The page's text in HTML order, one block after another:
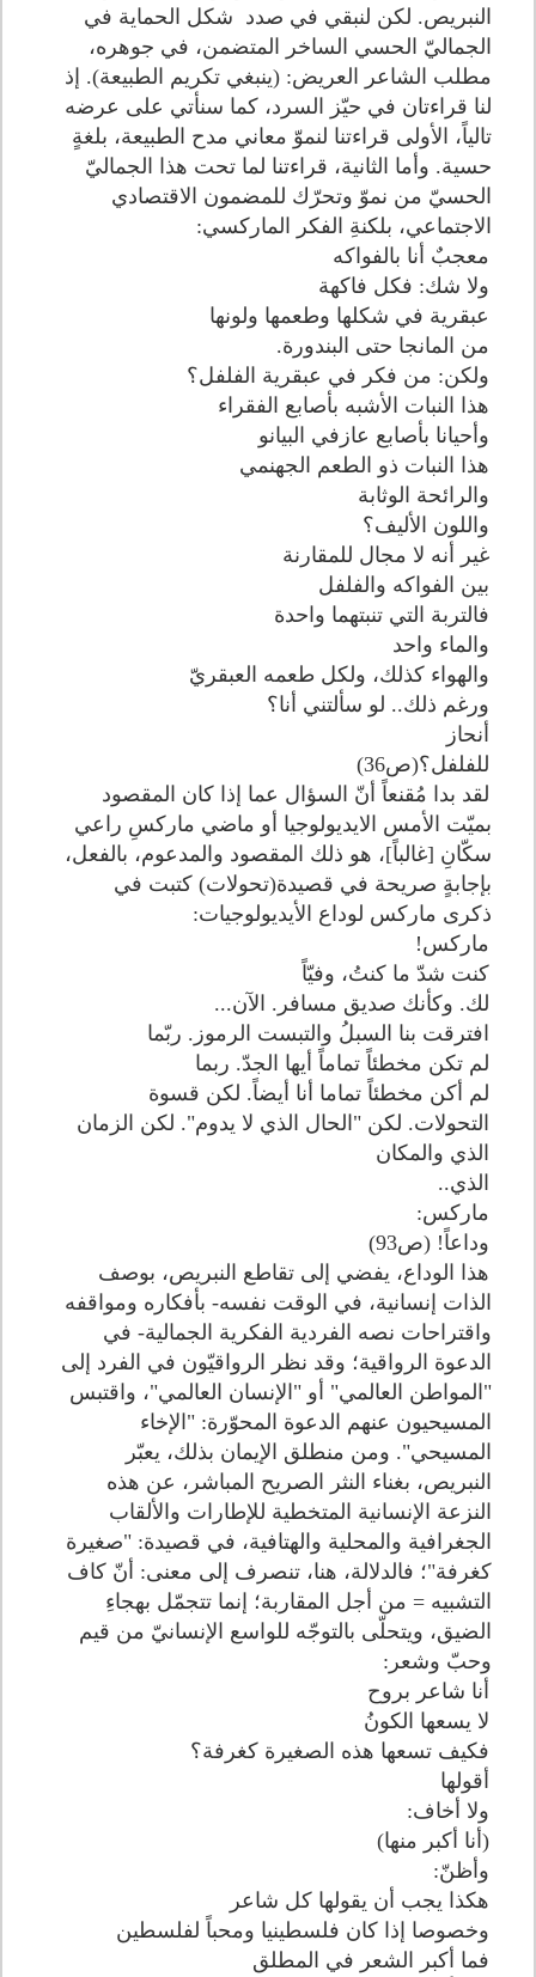
النبريص. لكن لنبقي في صدد شكل الحماية في
الجماليّ الحسي الساخر المتضمن، في جوهره،
مطلب الشاعر العريض: (ينبغي تكريم الطبيعة). إذ
لنا قراءتان في حيّز السرد، كما سنأتي على عرضه
تالياً، الأولى قراءتنا لنموّ معاني مدح الطبيعة، بلغةٍ
حسية. وأما الثانية، قراءتنا لما تحت هذا الجماليّ
الحسيّ من نموّ وتحرّك للمضمون الاقتصادي
الاجتماعي، بلكنةِ الفكر الماركسي:
معجبٌ أنا بالفواكه
ولا شك: فكل فاكهة
عبقرية في شكلها وطعمها ولونها
من المانجا حتى البندورة.
ولكن: من فكر في عبقرية الفلفل؟
هذا النبات الأشبه بأصابع الفقراء
وأحيانا بأصابع عازفي البيانو
هذا النبات ذو الطعم الجهنمي
والرائحة الوثابة
واللون الأليف؟
غير أنه لا مجال للمقارنة
بين الفواكه والفلفل
فالتربة التي تنبتهما واحدة
والماء واحد
والهواء كذلك، ولكل طعمه العبقريّ
ورغم ذلك.. لو سألتني أنا؟
أنحاز
للفلفل؟(ص36)
لقد بدا مُقنعاً أنّ السؤال عما إذا كان المقصود
بميّت الأمس الايديولوجيا أو ماضي ماركسِ راعي
سكّانِ [غالباً]، هو ذلك المقصود والمدعوم، بالفعل،
بإجابةٍ صريحة في قصيدة(تحولات) كتبت في
ذكرى ماركس لوداع الأيديولوجيات:
ماركس!
كنت شدّ ما كنتُ، وفيّاً
لك. وكأنك صديق مسافر. الآن...
افترقت بنا السبلُ والتبست الرموز. ربّما
لم تكن مخطئاً تماماً أيها الجدّ. ربما
لم أكن مخطئاً تماما أنا أيضاً. لكن قسوة
التحولات. لكن "الحال الذي لا يدوم". لكن الزمان
الذي والمكان
الذي..
ماركس:
وداعاً! (ص93)
هذا الوداع، يفضي إلى تقاطع النبريص، بوصف
الذات إنسانية، في الوقت نفسه- بأفكاره ومواقفه
واقتراحات نصه الفردية الفكرية الجمالية- في
الدعوة الرواقية؛ وقد نظر الرواقيّون في الفرد إلى
"المواطن العالمي" أو "الإنسان العالمي"، واقتبس
المسيحيون عنهم الدعوة المحوّرة: "الإخاء
المسيحي". ومن منطلق الإيمان بذلك، يعبّر
النبريص، بغناء النثر الصريح المباشر، عن هذه
النزعة الإنسانية المتخطية للإطارات والألقاب
الجغرافية والمحلية والهتافية، في قصيدة: "صغيرة
كغرفة"؛ فالدلالة، هنا، تنصرف إلى معنى: أنّ كاف
التشبيه = من أجل المقاربة؛ إنما تتجمّل بهجاءِ
الضيق، ويتحلّى بالتوجّه للواسع الإنسانيّ من قيم
وحبّ وشعر:
أنا شاعر بروح
لا يسعها الكونُ
فكيف تسعها هذه الصغيرة كغرفة؟
أقولها
ولا أخاف:
(أنا أكبر منها)
وأظنّ:
هكذا يجب أن يقولها كل شاعر
وخصوصا إذا كان فلسطينيا ومحباً لفلسطين
فما أكبر الشعر في المطلق